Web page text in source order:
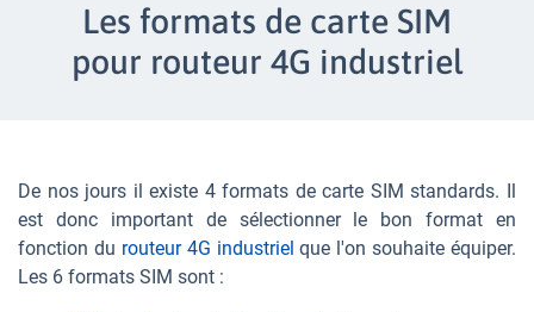
Les formats de carte SIM
pour routeur 4G industriel
De nos jours il existe 4 formats de carte SIM standards. Il
est donc important de sélectionner le bon format en
fonction du routeur 4G industriel que l'on souhaite équiper.
Les 6 formats SIM sont :